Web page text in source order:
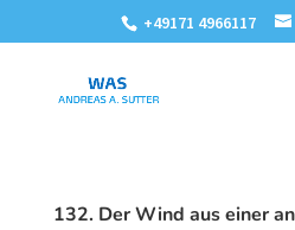
+49171 4966117
132. Der Wind aus einer